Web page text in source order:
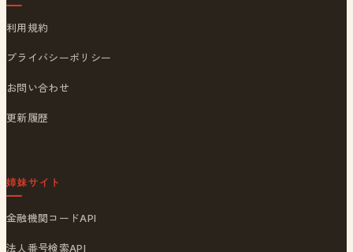
利用規約
プライバシーポリシー
お問い合わせ
更新履歴
姉妹サイト
金融機関コードAPI
法人番号検索API